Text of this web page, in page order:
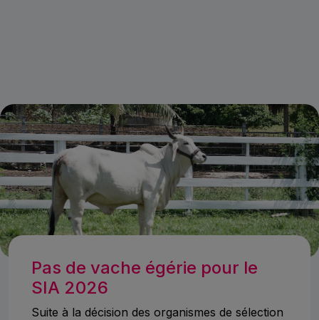
Pas de vache égérie pour le
SIA 2026
Suite à la décision des organismes de sélection